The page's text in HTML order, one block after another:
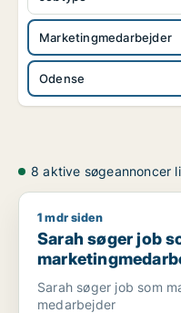
Marketingmedarbejder
Odense
8 aktive søgeannoncer
Sarah søger job som
1 mdr siden
Sarah søger job
medarbejder
Sarah søger job som
medarbejder